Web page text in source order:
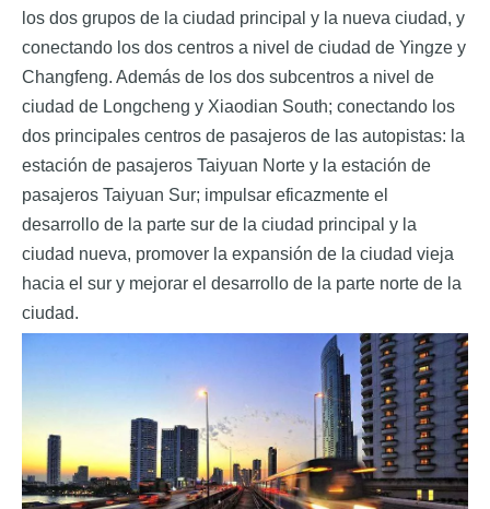
los dos grupos de la ciudad principal y la nueva ciudad, y
conectando los dos centros a nivel de ciudad de Yingze y
Changfeng. Además de los dos subcentros a nivel de
ciudad de Longcheng y Xiaodian South; conectando los
dos principales centros de pasajeros de las autopistas: la
estación de pasajeros Taiyuan Norte y la estación de
pasajeros Taiyuan Sur; impulsar eficazmente el
desarrollo de la parte sur de la ciudad principal y la
ciudad nueva, promover la expansión de la ciudad vieja
hacia el sur y mejorar el desarrollo de la parte norte de la
ciudad.